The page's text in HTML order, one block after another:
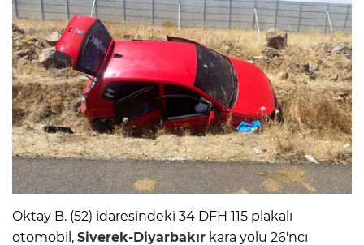
Oktay B. (52) idaresindeki 34 DFH 115 plakalı
otomobil, Siverek-Diyarbakır kara yolu 26'ncı